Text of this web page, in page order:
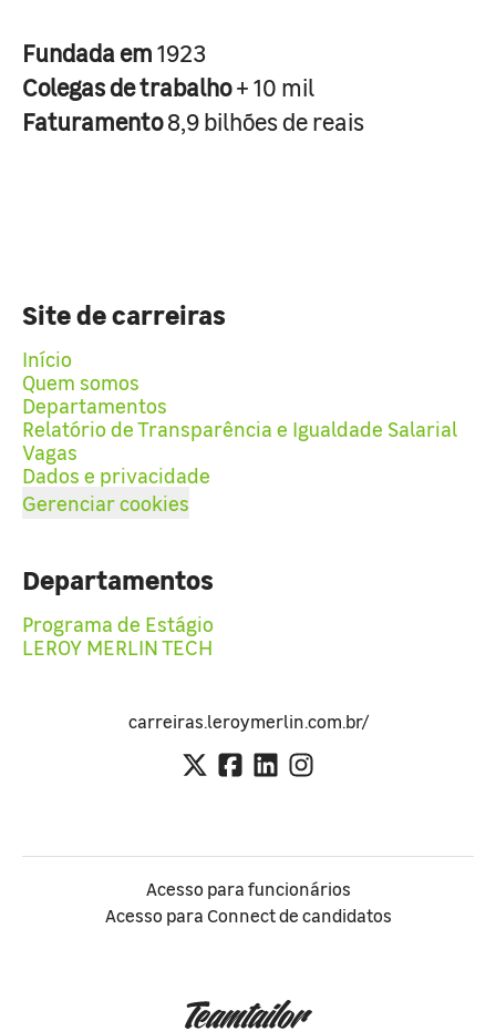
Fundada em1923
Colegas de trabalho+ 10 mil
Faturamento8,9 bilhões de reais
Site de carreiras
Início
Quem somos
Departamentos
Relatório de Transparência e Igualdade Salarial
Vagas
Dados e privacidade
Gerenciar cookies
Departamentos
Programa de Estágio
LEROY MERLIN TECH
carreiras.leroymerlin.com.br/
Acesso para funcionários
Acesso para Connect de candidatos